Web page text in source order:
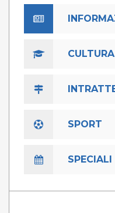
CULTURA
SPORT
SPECIALI